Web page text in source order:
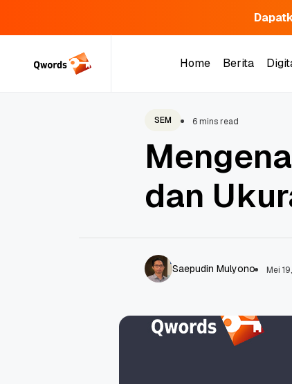
Home
Berita
SEM 6 mins read
dan
Saepudin Mulyono Mei